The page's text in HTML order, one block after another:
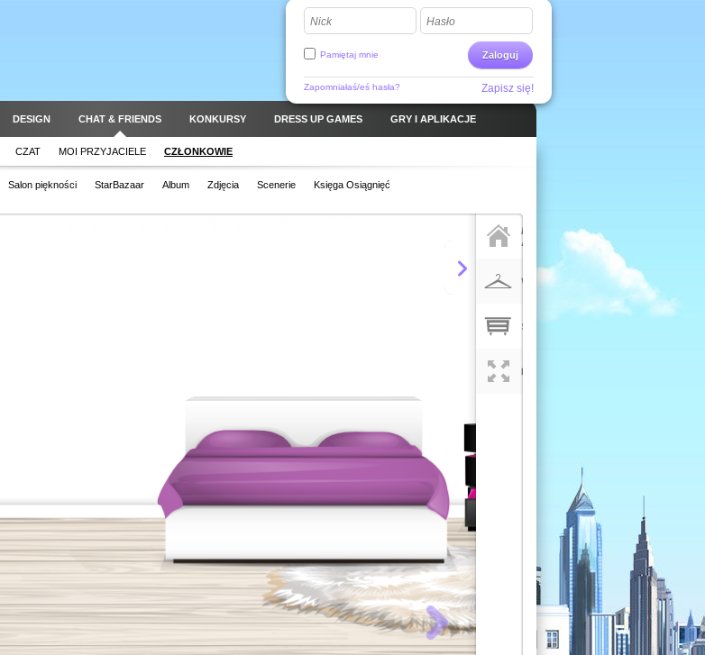
Nick Hasło
Zaloguj
Pamiętaj mnie
Zapomniałaś/eś hasła? Zapisz się!
DESIGN CHAT & FRIENDS KONKURSY DRESS UP GAMES GRY I APLIKACJE
CZAT MOI PRZYJACIELE CZŁONKOWIE
Salon piękności StarBazaar Album Zdjęcia Scenerie Księga Osiągnięć